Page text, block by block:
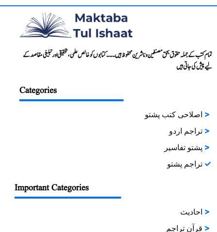
تمام کتب کے جملہ حقوق بحق مصنفین و ناشرین محفوظ ہیں۔۔۔ کتابوں کو خالص علمی، تحقیقی اور تبلیغی مقاصد کے
لیے پیش کی جاتی ہیں
Categories
اصلاحی کتب پشتو
تراجم اردو
پشتو تفاسیر
تراجم پشتو
Important Categories
احادیث
قرآن تراجم